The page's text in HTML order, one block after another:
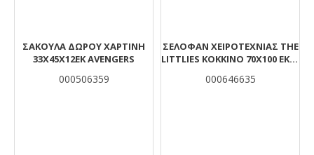
ΣΑΚΟΥΛΑ ΔΩΡΟΥ ΧΑΡΤΙΝΗ
33Χ45Χ12ΕΚ AVENGERS
000506359
ΣΕΛΟΦΆΝ ΧΕΙΡΟΤΕΧΝΊΑΣ THE
LITTLIES ΚΌΚΚΙΝΟ 70X100 ΕΚ. 2
000646635